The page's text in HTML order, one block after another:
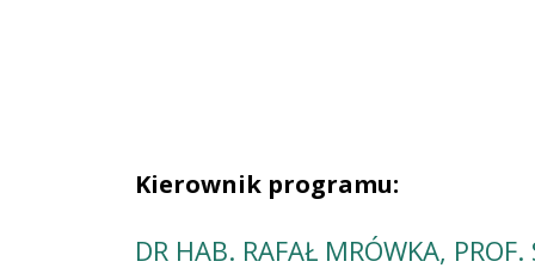
Kierownik programu:
DR HAB. RAFAŁ MRÓWKA, PROF.